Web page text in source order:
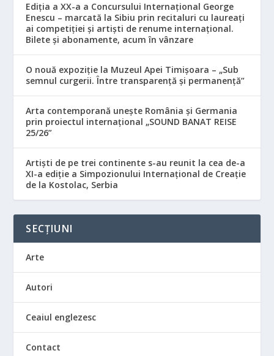
Ediția a XX-a a Concursului Internațional George
Enescu – marcată la Sibiu prin recitaluri cu laureați
ai competiției și artiști de renume internațional.
Bilete și abonamente, acum în vânzare
O nouă expoziție la Muzeul Apei Timișoara – „Sub
semnul curgerii. Între transparență și permanență”
Arta contemporană unește România și Germania
prin proiectul internațional „SOUND BANAT REISE
25/26”
Artiști de pe trei continente s-au reunit la cea de-a
XI-a ediție a Simpozionului Internațional de Creație
de la Kostolac, Serbia
SECȚIUNI
Arte
Autori
Ceaiul englezesc
Contact